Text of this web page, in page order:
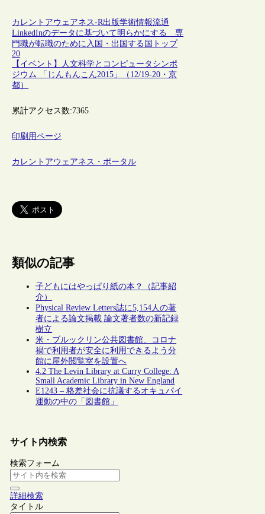
カレントアウェアネス-R出版学術情報流通
LinkedInのデータに基づいて明らかにする 専
門職が転職のために入国・出国する国トップ
20
【イベント】人文科学とコンピュータシンポ
ジウム 「じんもんこん2015」（12/19-20・京
都）
累計アクセス数:7365
印刷用ページ
カレントアウェアネス・ポータル
類似の記事
子どもにはやっぱり紙の本？（記事紹
介）
Physical Review Letters誌に5,154人の著
者による論文掲載 論文著者数の新記録
樹立
米・ブルックリン公共図書館、コロナ
禍で利用者が安全に利用できるよう分
館に屋外閲覧室を設置へ
4.2 The Levin Library at Curry College: A
Small Academic Library in New England
E1243 – 格差社会に抗議するオキュパイ
運動の中の「図書館」
サイト内検索
検索フォーム
詳細検索
タイトル